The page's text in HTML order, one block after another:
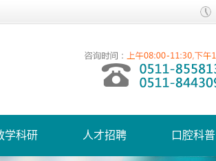
学科研 人才招聘 口腔科普